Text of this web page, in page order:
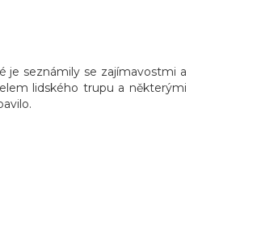
je seznámily se zajímavostmi a
lidského trupu a některými